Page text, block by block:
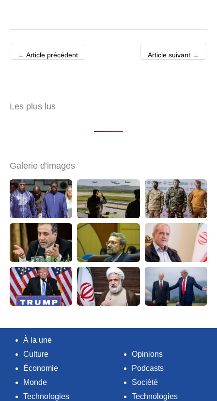
← Article précédent Article suivant →
Les plus lus
Galerie d’images
À la une
Culture
Économie
Monde
Technologies
Opinions
Podcasts
Société
Technologies